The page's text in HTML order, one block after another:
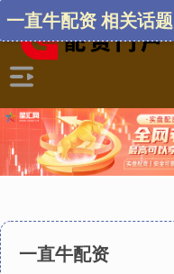
一直牛配资
一直牛配资 相关话题